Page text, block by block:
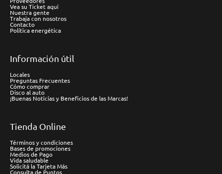
Vea su Ticket aquí
Nuestra gente
Trabaja con nosotros
Contacto
Política energética
Información útil
Locales
Preguntas Frecuentes
Cómo comprar
Disco al auto
¡Buenas Noticias y Beneficios de las Marcas!
Tienda Online
Términos y condiciones
Bases de promociones
Medios de Pago
Vida saludable
Solicitá la Tarjeta Más
Consulta de Puntos